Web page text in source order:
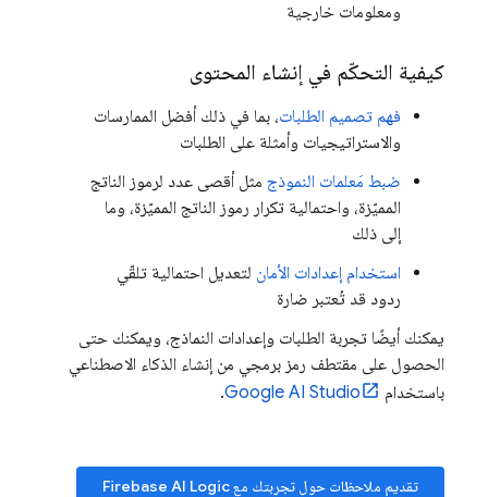
ومعلومات خارجية
كيفية التحكّم في إنشاء المحتوى
فهم تصميم الطلبات، بما في ذلك أفضل الممارسات
والاستراتيجيات وأمثلة على الطلبات
ضبط مَعلمات النموذج مثل أقصى عدد لرموز الناتج
المميّزة، واحتمالية تكرار رموز الناتج المميّزة، وما
إلى ذلك
استخدام إعدادات الأمان لتعديل احتمالية تلقّي
ردود قد تُعتبر ضارة
يمكنك أيضًا تجربة الطلبات وإعدادات النماذج، ويمكنك حتى
الحصول على مقتطف رمز برمجي من إنشاء الذكاء الاصطناعي
باستخدام
Google AI Studio
.
تقديم ملاحظات حول تجربتك معFirebase AI Logic